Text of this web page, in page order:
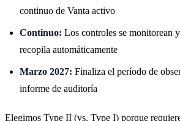
continuo de Vanta activo
Continuo: Los controles se monitorean
recopila automáticamente
Marzo 2027: Finaliza el período de
informe de auditoría
Elegimos Type II (vs. Type I) porque